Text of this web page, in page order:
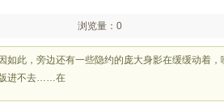
浏览量：0
如此，旁边还有一些隐约的庞大身影在缓缓动着
进不去……在